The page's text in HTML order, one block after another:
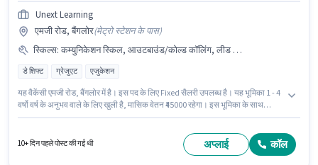
Unext Learning
एमजी रोड, बैंगलोर(मेट्रो स्टेशन के पास)
स्किल्स: कम्युनिकेशन स्किल, आउटबाउंड/कोल्ड कॉलिंग, लीड जनरेशन, इंटरनेशनल कॉलिंग, वायरिंग
डे शिफ्ट ग्रेजुएट एजुकेशन
यह वैकेंसी एमजी रोड, बैंगलोर में है। इस पद के लिए Fixed सैलरी उपलब्ध है। यह भूमिका 1 - 4
वर्षो वर्ष के अनुभव वाले के लिए खुली है, मासिक वेतन ₹45000 रहेगा। इस भूमिका के साथ
इंटरनेशनल कॉलिंग, लीड जनरेशन, आउटबाउंड/कोल्ड कॉलिंग, वायरिंग, कम्युनिकेशन
10+ दिन पहले पोस्ट की गई थी अप्लाई कॉल